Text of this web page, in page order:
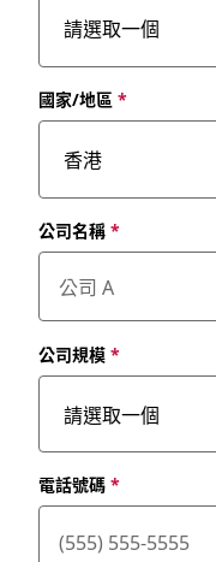
國家/地區 *
公司名稱*
公司規模*
電話號碼*